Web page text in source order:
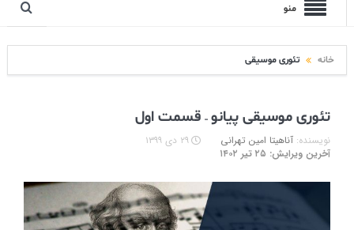
منو
خانه تئوری موسیقی
تئوری موسیقی پیانو – قسمت اول
نویسنده: آناهیتا امین تهرانی
۲۹ دی ۱۳۹۹
آخرین ویرایش: ۲۵ تیر ۱۴۰۲